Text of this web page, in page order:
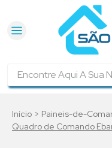
Paineis-de-
Quadro de Comando